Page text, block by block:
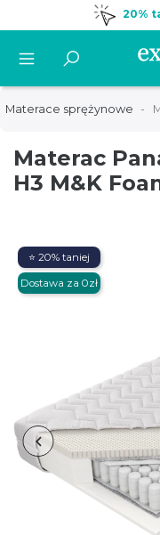
20%
Materace sprężynowe
Materac
H3 M&K
⭐ 20% taniej
Dostawa za 0zł